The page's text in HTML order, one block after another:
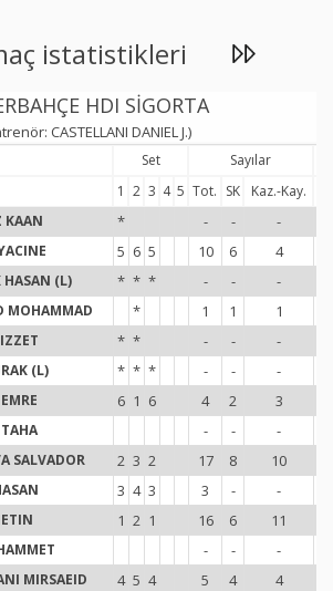
istatistikleri
HDI SİGORTA
CASTELLANI DANIEL J.)
Set
Sayılar
1 2 3 4 5 Tot. SK Kaz.-Kay.
KAAN * - - -
5 6 5 10 6 4
HASAN (L) * * * - - -
MOHAMMAD * 1 1 1
* * - - -
(L) * * * - - -
6 1 6 4 2 3
- - -
SALVADOR 2 3 2 17 8 10
3 4 3 3 - -
1 2 1 16 6 11
- - -
MIRSAEID 4 5 4 5 4 4